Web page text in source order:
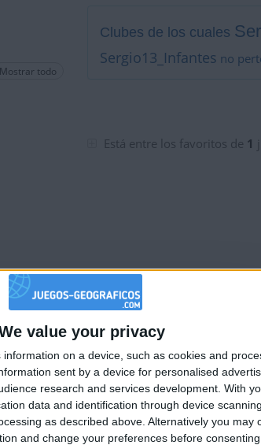
value your privacy
on a device, such as cookies and
sent by a device for personalised
research and services development. With
data and identification through device
as described above. Alternatively you may
and change your preferences before consenting.
Mostrar todo
Clubes de los cuales
Sergio13_Infantes no
Está entre los favoritos de 1
you’re visiting from
speaking country
version now and be among
to submit your score on our
leaderboards!